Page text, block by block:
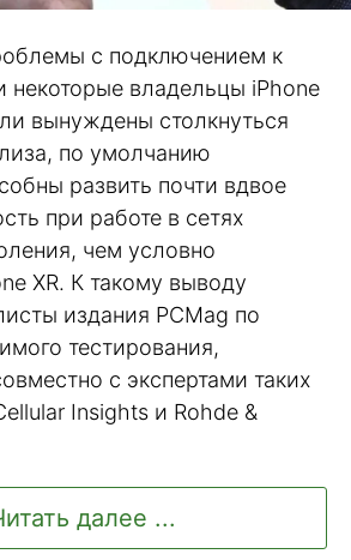
с подключением к
некоторые владельцы iPhone
вынуждены столкнуться
по умолчанию
развить почти вдвое
при работе в сетях
чем условно
XR. К такому выводу
издания PCMag по
тестирования,
с экспертами таких
Insights и Rohde &
далее ...